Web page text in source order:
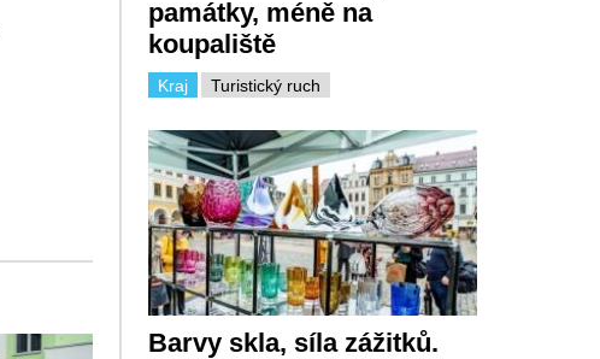
památky, méně na
koupaliště
Kraj Turistický ruch
Barvy skla, síla zážitků.